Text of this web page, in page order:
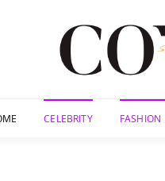
CELEBRITY FASHION